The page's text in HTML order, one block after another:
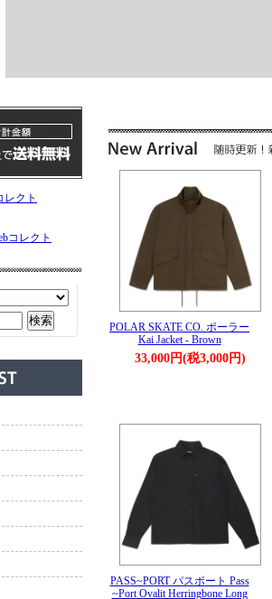
POLAR SKATE CO. ポーラー
Kai Jacket - Brown
33,000円(税3,000円)
PASS~PORT パスポート Pass
~Port Ovalit Herringbone Long